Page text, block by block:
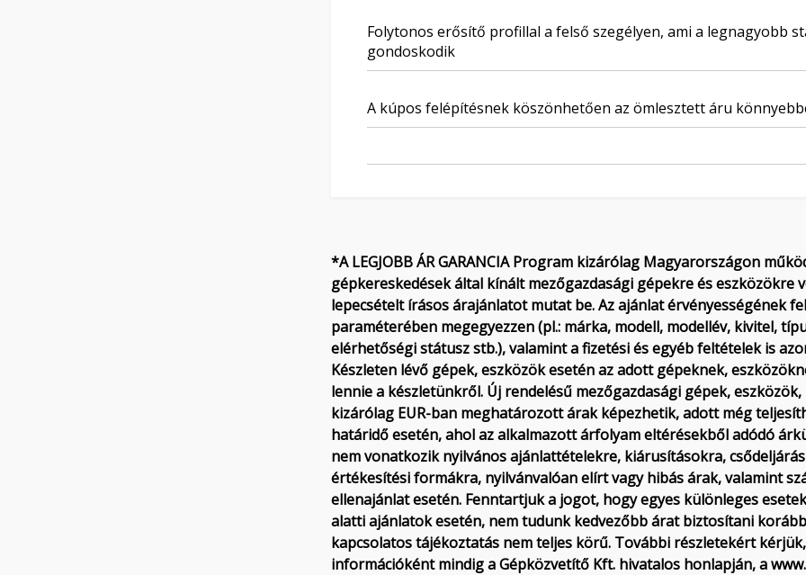
Folytonos erősítő profillal a felső szegélyen, ami a legnagyobb
gondoskodik
A kúpos felépítésnek köszönhetően az ömlesztett áru
*A LEGJOBB ÁR GARANCIA Program kizárólag Magyarországon
gépkereskedések által kínált mezőgazdasági gépekre és
lepecsételt írásos árajánlatot mutat be. Az ajánlat érvényességének
paraméterében megegyezzen (pl.: márka, modell, modellév, kivitel,
elérhetőségi státusz stb.), valamint a fizetési és egyéb feltételek is
Készleten lévő gépek, eszközök esetén az adott gépeknek,
lennie a készletünkről. Új rendelésű mezőgazdasági gépek,
kizárólag EUR-ban meghatározott árak képezhetik, adott még
határidő esetén, ahol az alkalmazott árfolyam eltérésekből adódó
nem vonatkozik nyilvános ajánlattételekre, kiárusításokra,
értékesítési formákra, nyilvánvalóan elírt vagy hibás árak, valamint
ellenajánlat esetén. Fenntartjuk a jogot, hogy egyes különleges
alatti ajánlatok esetén, nem tudunk kedvezőbb árat biztosítani
kapcsolatos tájékoztatás nem teljes körű. További részletekért
információként mindig a Gépközvetítő Kft. hivatalos honlapján, a